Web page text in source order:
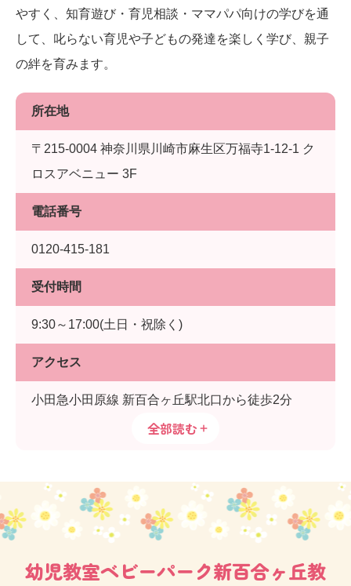
やすく、知育遊び・育児相談・ママパパ向けの学びを通
して、叱らない育児や子どもの発達を楽しく学び、親子
の絆を育みます。
所在地
〒215-0004 神奈川県川崎市麻生区万福寺1-12-1 ク
ロスアベニュー 3F
電話番号
0120-415-181
受付時間
9:30～17:00(土日・祝除く)
アクセス
小田急小田原線 新百合ヶ丘駅北口から徒歩2分
全部読む
幼児教室ベビーパーク新百合ヶ丘教